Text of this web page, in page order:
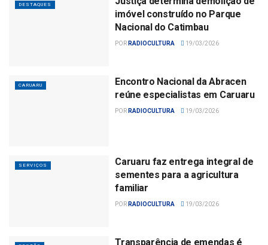
DESTAQUES
imóvel construído no Parque
Nacional do Catimbau
POR RADIOCULTURA 19/03/2026
CARUARU
Encontro Nacional da Abracen
reúne especialistas em Caruaru
POR RADIOCULTURA 19/03/2026
SERVIÇOS
Caruaru faz entrega integral de
sementes para a agricultura
familiar
POR RADIOCULTURA 19/03/2026
Transparência de emendas é